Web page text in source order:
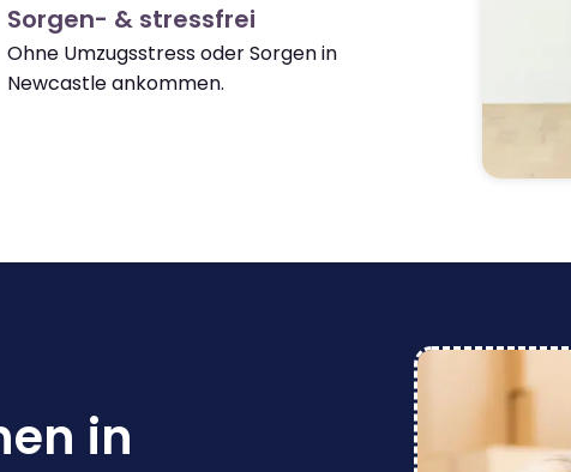
Sorgen- & stressfrei
Ohne Umzugsstress oder Sorgen in
Newcastle ankommen.
in